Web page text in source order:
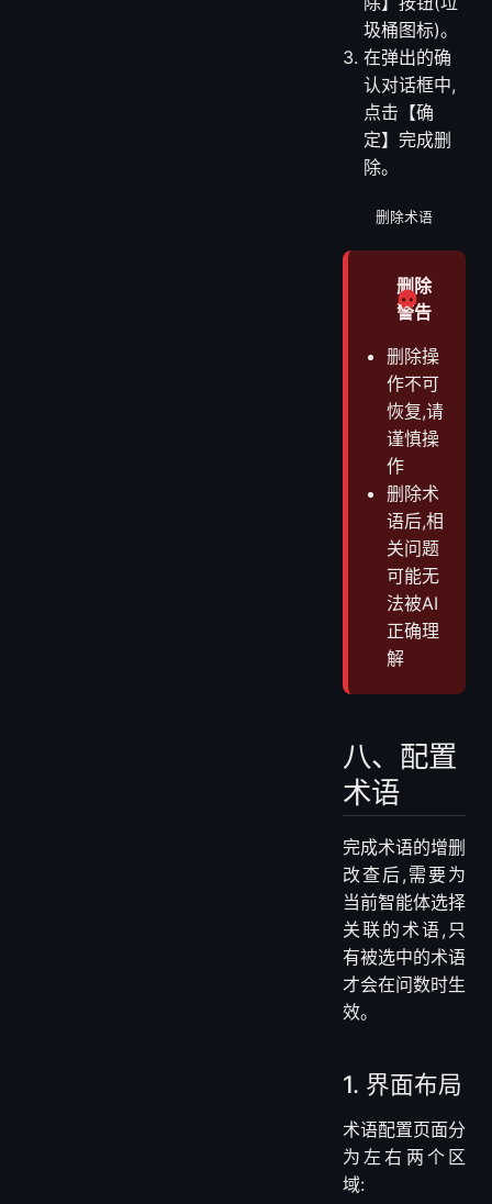
中,将鼠标悬
停在目标术
语卡片上,右
侧会显示操
作按钮。
点击【删
除】按钮(垃
圾桶图标)。
点击【确
定】完成删
除。
删除术语
删除
警告
删除操
作不可
恢复,请
谨慎操
作
删除术
语后,相
可能无
法被AI
正确理
解
八、配置
术语
完成术语的增删
当前智能体选择
有被选中的术语
才会在问数时生
效。